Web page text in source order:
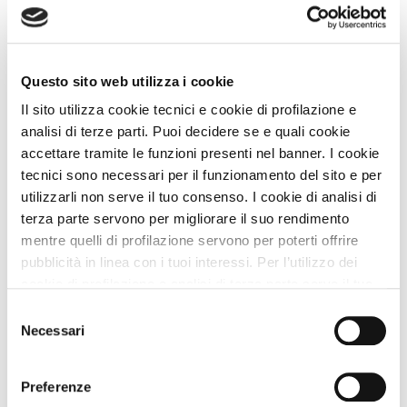
Questo sito web utilizza i cookie
Il sito utilizza cookie tecnici e cookie di profilazione e
analisi di terze parti. Puoi decidere se e quali cookie
accettare tramite le funzioni presenti nel banner. I cookie
tecnici sono necessari per il funzionamento del sito e per
utilizzarli non serve il tuo consenso. I cookie di analisi di
terza parte servono per migliorare il suo rendimento
mentre quelli di profilazione servono per poterti offrire
pubblicità in linea con i tuoi interessi. Per l’utilizzo dei
senza accettare” verranno installati solo i cookie tecnici.
Cliccando il pulsante “Accetta tutto” acconsenti all’utilizzo
di tutti i cookie. Cliccando il pulsante “mostra dettagli”
troverai le varie categorie di cookie e potrai accettare o
delNecessari
Preferenze
Torri Di Quartesolo (Vicenza) Veneto
Servizi Speciali A DOG:
Vedi